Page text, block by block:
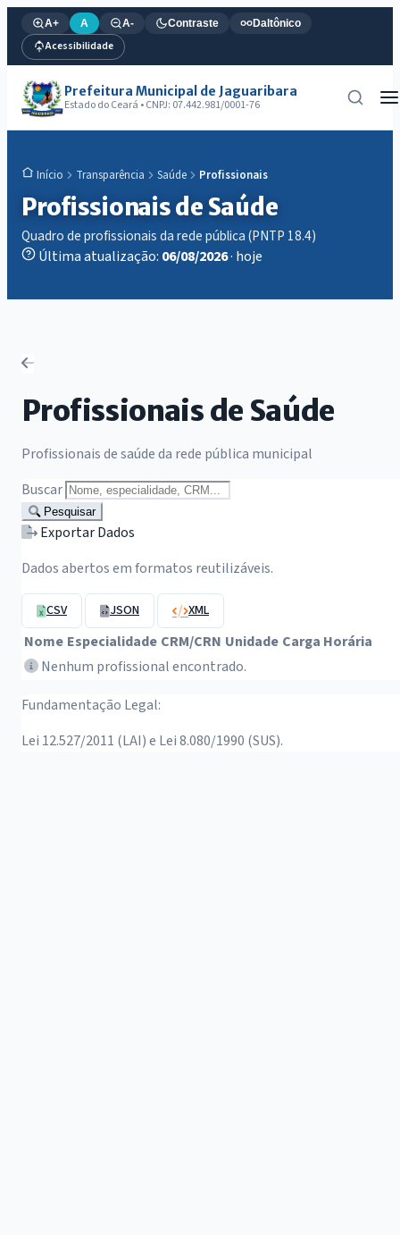
A+ A A- Contraste Daltônico
Acessibilidade
Prefeitura Municipal de Jaguaribara
Estado do Ceará • CNPJ: 07.442.981/0001-76
Início Transparência Saúde Profissionais
Profissionais de Saúde
Quadro de profissionais da rede pública (PNTP 18.4)
Última atualização: 06/08/2026· hoje
Profissionais de Saúde
Profissionais de saúde da rede pública municipal
Buscar
Pesquisar
Exportar Dados
Dados abertos em formatos reutilizáveis.
CSV JSON XML
Nome Especialidade CRM/CRN Unidade Carga Horária
Nenhum profissional encontrado.
Fundamentação Legal:
Lei 12.527/2011 (LAI) e Lei 8.080/1990 (SUS).